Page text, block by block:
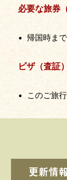
必要な旅券
帰国時ま
ビザ（査証
このご旅
更新情